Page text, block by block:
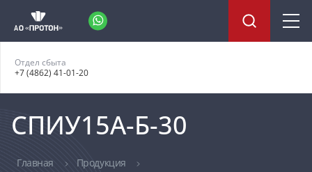
Отдел сбыта
+7 (4862) 41-01-20
СПИУ15А-Б-30
Главная
Продукция